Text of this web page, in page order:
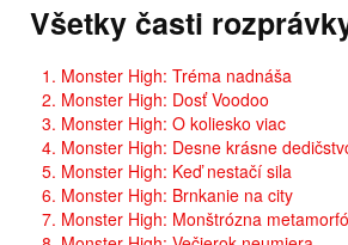
Všetky časti
1. Monster High: Tréma nadnáša
2. Monster High: Dosť Voodoo
3. Monster High: O koliesko viac
4. Monster High: Desne krásne
5. Monster High: Keď nestačí sila
6. Monster High: Brnkanie na city
7. Monster High: Monštrózna